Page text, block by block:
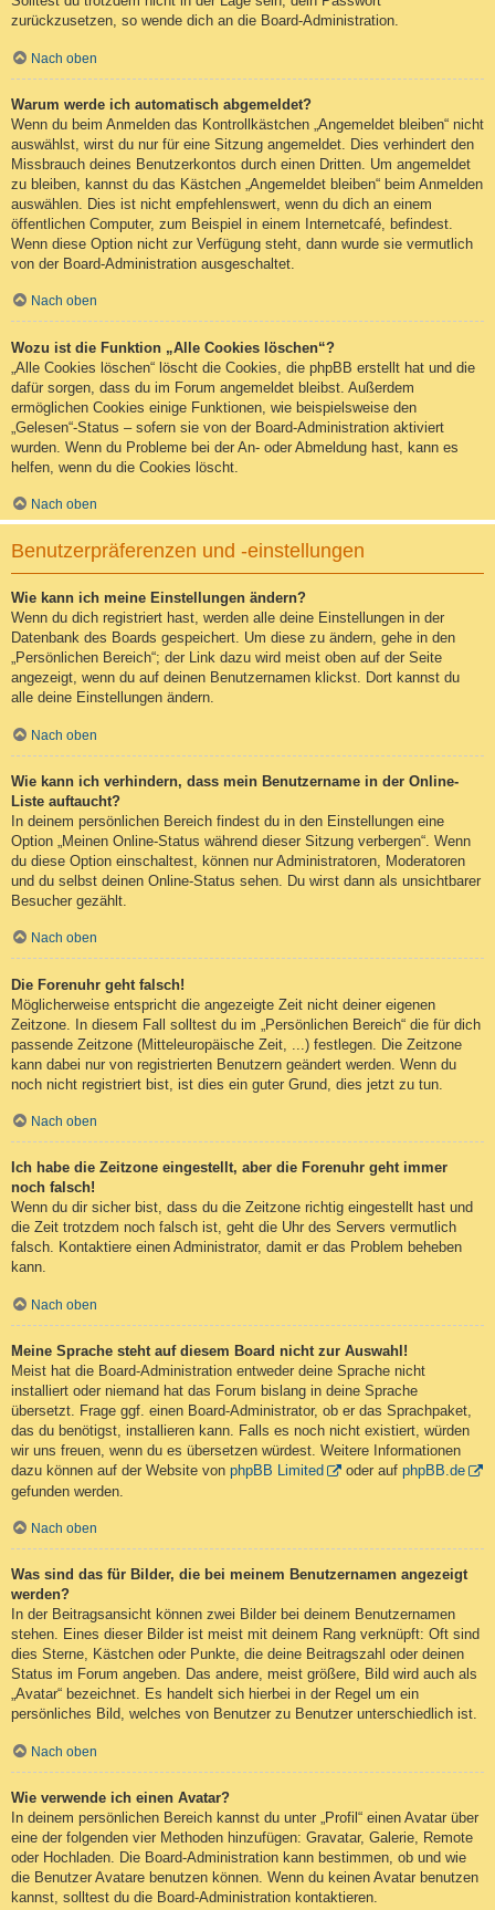
zurückzusetzen, so wende dich an die Board-Administration.
Nach oben
Warum werde ich automatisch abgemeldet?
Wenn du beim Anmelden das Kontrollkästchen „Angemeldet bleiben“ nicht
auswählst, wirst du nur für eine Sitzung angemeldet. Dies verhindert den
Missbrauch deines Benutzerkontos durch einen Dritten. Um angemeldet
zu bleiben, kannst du das Kästchen „Angemeldet bleiben“ beim Anmelden
auswählen. Dies ist nicht empfehlenswert, wenn du dich an einem
öffentlichen Computer, zum Beispiel in einem Internetcafé, befindest.
Wenn diese Option nicht zur Verfügung steht, dann wurde sie vermutlich
von der Board-Administration ausgeschaltet.
Nach oben
Wozu ist die Funktion „Alle Cookies löschen“?
„Alle Cookies löschen“ löscht die Cookies, die phpBB erstellt hat und die
dafür sorgen, dass du im Forum angemeldet bleibst. Außerdem
ermöglichen Cookies einige Funktionen, wie beispielsweise den
„Gelesen“-Status – sofern sie von der Board-Administration aktiviert
wurden. Wenn du Probleme bei der An- oder Abmeldung hast, kann es
helfen, wenn du die Cookies löscht.
Nach oben
Benutzerpräferenzen und -einstellungen
Wie kann ich meine Einstellungen ändern?
Wenn du dich registriert hast, werden alle deine Einstellungen in der
Datenbank des Boards gespeichert. Um diese zu ändern, gehe in den
„Persönlichen Bereich“; der Link dazu wird meist oben auf der Seite
angezeigt, wenn du auf deinen Benutzernamen klickst. Dort kannst du
alle deine Einstellungen ändern.
Nach oben
Wie kann ich verhindern, dass mein Benutzername in der Online-
Liste auftaucht?
In deinem persönlichen Bereich findest du in den Einstellungen eine
Option „Meinen Online-Status während dieser Sitzung verbergen“. Wenn
du diese Option einschaltest, können nur Administratoren, Moderatoren
und du selbst deinen Online-Status sehen. Du wirst dann als unsichtbarer
Besucher gezählt.
Nach oben
Die Forenuhr geht falsch!
Möglicherweise entspricht die angezeigte Zeit nicht deiner eigenen
Zeitzone. In diesem Fall solltest du im „Persönlichen Bereich“ die für dich
passende Zeitzone (Mitteleuropäische Zeit, ...) festlegen. Die Zeitzone
kann dabei nur von registrierten Benutzern geändert werden. Wenn du
noch nicht registriert bist, ist dies ein guter Grund, dies jetzt zu tun.
Nach oben
Ich habe die Zeitzone eingestellt, aber die Forenuhr geht immer
noch falsch!
Wenn du dir sicher bist, dass du die Zeitzone richtig eingestellt hast und
die Zeit trotzdem noch falsch ist, geht die Uhr des Servers vermutlich
falsch. Kontaktiere einen Administrator, damit er das Problem beheben
kann.
Nach oben
Meine Sprache steht auf diesem Board nicht zur Auswahl!
Meist hat die Board-Administration entweder deine Sprache nicht
installiert oder niemand hat das Forum bislang in deine Sprache
übersetzt. Frage ggf. einen Board-Administrator, ob er das Sprachpaket,
das du benötigst, installieren kann. Falls es noch nicht existiert, würden
wir uns freuen, wenn du es übersetzen würdest. Weitere Informationen
dazu können auf der Website von phpBB Limited oder auf phpBB.de
gefunden werden.
Nach oben
Was sind das für Bilder, die bei meinem Benutzernamen angezeigt
werden?
In der Beitragsansicht können zwei Bilder bei deinem Benutzernamen
stehen. Eines dieser Bilder ist meist mit deinem Rang verknüpft: Oft sind
dies Sterne, Kästchen oder Punkte, die deine Beitragszahl oder deinen
Status im Forum angeben. Das andere, meist größere, Bild wird auch als
„Avatar“ bezeichnet. Es handelt sich hierbei in der Regel um ein
persönliches Bild, welches von Benutzer zu Benutzer unterschiedlich ist.
Nach oben
Wie verwende ich einen Avatar?
In deinem persönlichen Bereich kannst du unter „Profil“ einen Avatar über
eine der folgenden vier Methoden hinzufügen: Gravatar, Galerie, Remote
oder Hochladen. Die Board-Administration kann bestimmen, ob und wie
die Benutzer Avatare benutzen können. Wenn du keinen Avatar benutzen
kannst, solltest du die Board-Administration kontaktieren.